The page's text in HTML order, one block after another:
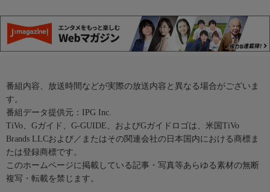
番組内容、放送時間などが実際の放送内容と異なる場合がございま
す。
番組データ提供元：IPG Inc.
TiVo、Gガイド、G-GUIDE、およびGガイドロゴは、米国TiVo
Brands LLCおよび／またはその関連会社の日本国内における商標ま
たは登録商標です。
このホームページに掲載している記事・写真等あらゆる素材の無断
複写・転載を禁じます。